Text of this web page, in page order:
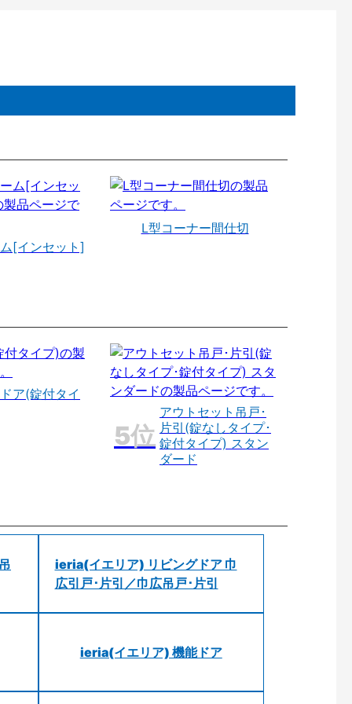
[インセット]
L型コーナー間仕切
ア(錠付タイ
アウトセット吊戸･
片引(錠なしタイプ･
錠付タイプ) スタン
ダード
ieria(イエリア) リビングドア 巾
広引戸･片引／巾広吊戸･片引
ieria(イエリア) 機能ドア